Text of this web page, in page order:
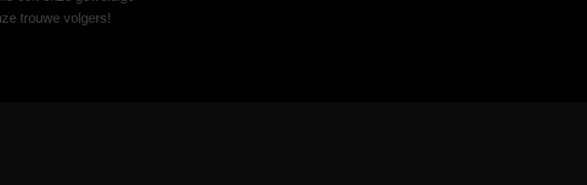
trouwe volgers!